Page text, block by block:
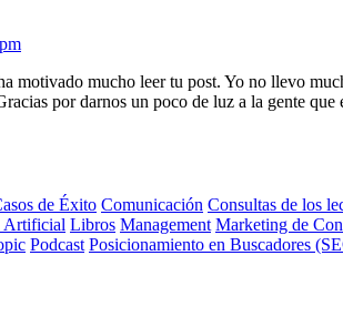
motivado mucho leer tu post. Yo no llevo
por darnos un poco de luz a la gente que
de Éxito Comunicación Consultas de los
Artificial Libros Management Marketing de
Podcast Posicionamiento en Buscadores